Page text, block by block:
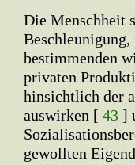
Die Menschheit
bestimmenden
privaten
hinsichtlich der
auswirken [ 43 ]
gewollten